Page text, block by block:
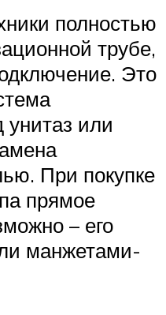
полностью
трубе,
Это
унитаз или
При покупке
прямое
– его
манжетами-